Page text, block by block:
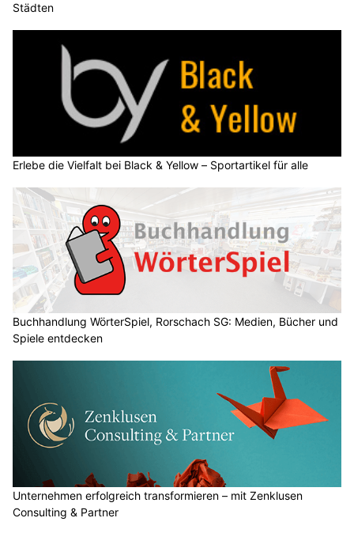
Städten
Erlebe die Vielfalt bei Black & Yellow – Sportartikel für alle
Buchhandlung WörterSpiel, Rorschach SG: Medien, Bücher und
Spiele entdecken
Unternehmen erfolgreich transformieren – mit Zenklusen
Consulting & Partner